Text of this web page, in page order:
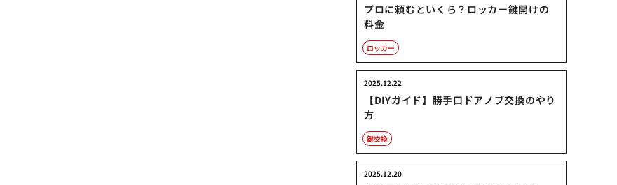
プロに頼むといくら？ロッカー鍵開けの
料金
ロッカー
【DIYガイド】勝手口ドアノブ交換のやり
方
2025.12.22
鍵交換
2025.12.20